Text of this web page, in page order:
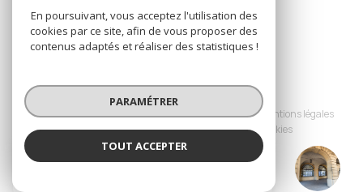
JACQUES LAVEINE IMMOBILIER METZ
Nos honoraires
Nos partenaires
Mentions légales
Admin
Politique RGPD Cookies
Réalisé par :
En poursuivant, vous acceptez l'utilisation des
cookies par ce site, afin de vous proposer des
contenus adaptés et réaliser des statistiques !
PARAMÉTRER
TOUT ACCEPTER